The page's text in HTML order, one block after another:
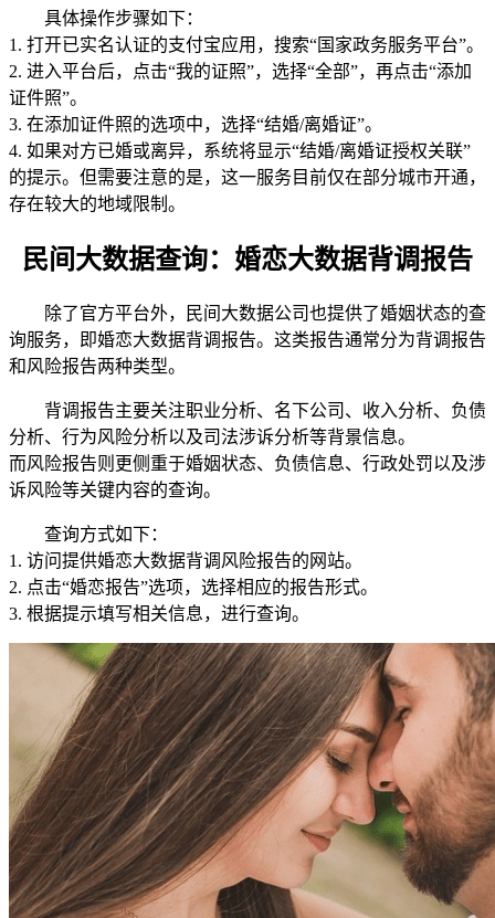
具体操作步骤如下：
1. 打开已实名认证的支付宝应用，搜索“国家政务服务平台”。
2. 进入平台后，点击“我的证照”，选择“全部”，再点击“添加
证件照”。
3. 在添加证件照的选项中，选择“结婚/离婚证”。
4. 如果对方已婚或离异，系统将显示“结婚/离婚证授权关联”
的提示。但需要注意的是，这一服务目前仅在部分城市开通，
存在较大的地域限制。
民间大数据查询：婚恋大数据背调报告
除了官方平台外，民间大数据公司也提供了婚姻状态的查
询服务，即婚恋大数据背调报告。这类报告通常分为背调报告
和风险报告两种类型。
背调报告主要关注职业分析、名下公司、收入分析、负债
分析、行为风险分析以及司法涉诉分析等背景信息。
而风险报告则更侧重于婚姻状态、负债信息、行政处罚以及涉
诉风险等关键内容的查询。
查询方式如下：
1. 访问提供婚恋大数据背调风险报告的网站。
2. 点击“婚恋报告”选项，选择相应的报告形式。
3. 根据提示填写相关信息，进行查询。